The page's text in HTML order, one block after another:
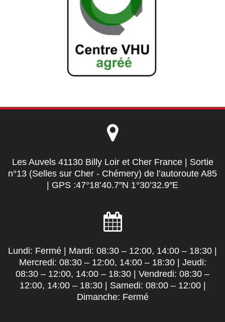
Les Auvels 41130 Billy Loir et Cher France | Sortie
n°13 (Selles sur Cher - Chémery) de l’autoroute A85
| GPS :47°18’40.7″N 1°30’32.9″E
Lundi: Fermé | Mardi: 08:30 – 12:00, 14:00 – 18:30 |
Mercredi: 08:30 – 12:00, 14:00 – 18:30 | Jeudi:
08:30 – 12:00, 14:00 – 18:30 | Vendredi: 08:30 –
12:00, 14:00 – 18:30 | Samedi: 08:00 – 12:00 |
Dimanche: Fermé